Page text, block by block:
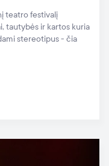
teatro festivalį
tautybės ir kartos kuria
stereotipus - čia